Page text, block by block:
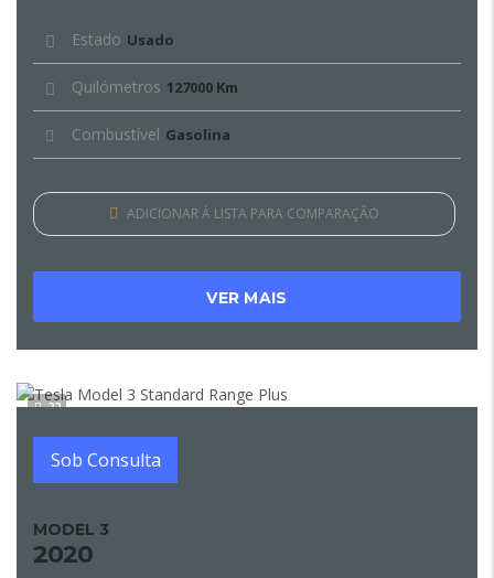
Estado Usado
Quilómetros 127000 Km
Combustível Gasolina
ADICIONAR À LISTA PARA COMPARAÇÃO
VER MAIS
22
Sob Consulta
MODEL 3
2020